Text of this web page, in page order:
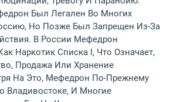
Был Легален Во Многих
Но Позже Был Запрещен Из-За
В России Мефедрон
Наркотик Списка I, Что Означает,
Продажа Или Хранение
На Это, Мефедрон По-Прежнему
Владивостоке, И Многие